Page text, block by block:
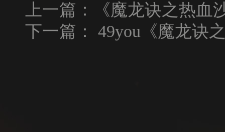
上一篇：
《魔龙诀之热血
下一篇：
49you《魔龙诀